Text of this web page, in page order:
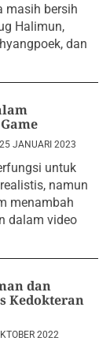
masih bersih
Halimun,
dan
25 JANUARI 2023
untuk
namun
menambah
dalam video
dan
Kedokteran
2022